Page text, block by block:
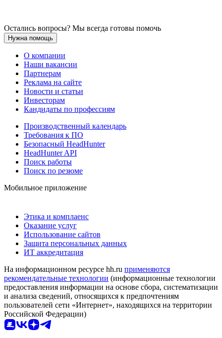
Остались вопросы? Мы всегда готовы помочь
Нужна помощь
О компании
Наши вакансии
Партнерам
Реклама на сайте
Новости и статьи
Инвесторам
Кандидаты по профессиям
Производственный календарь
Требования к ПО
Безопасный HeadHunter
HeadHunter API
Поиск работы
Поиск по резюме
Мобильное приложение
Этика и комплаенс
Оказание услуг
Использование сайтов
Защита персональных данных
ИТ аккредитация
На информационном ресурсе hh.ru применяются
рекомендательные технологии (информационные технологии
предоставления информации на основе сбора, систематизации
и анализа сведений, относящихся к предпочтениям
пользователей сети «Интернет», находящихся на территории
Российской Федерации)